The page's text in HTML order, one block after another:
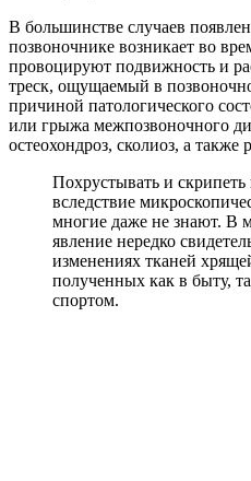
В большинстве случаев
позвоночнике возникает во
провоцируют подвижность и
треск, ощущаемый в
причиной патологического
или грыжа межпозвоночного
остеохондроз, сколиоз, а
Похрустывать и скрипеть
вследствие
многие даже не знают. В
явление нередко
изменениях тканей
полученных как в быту,
спортом.